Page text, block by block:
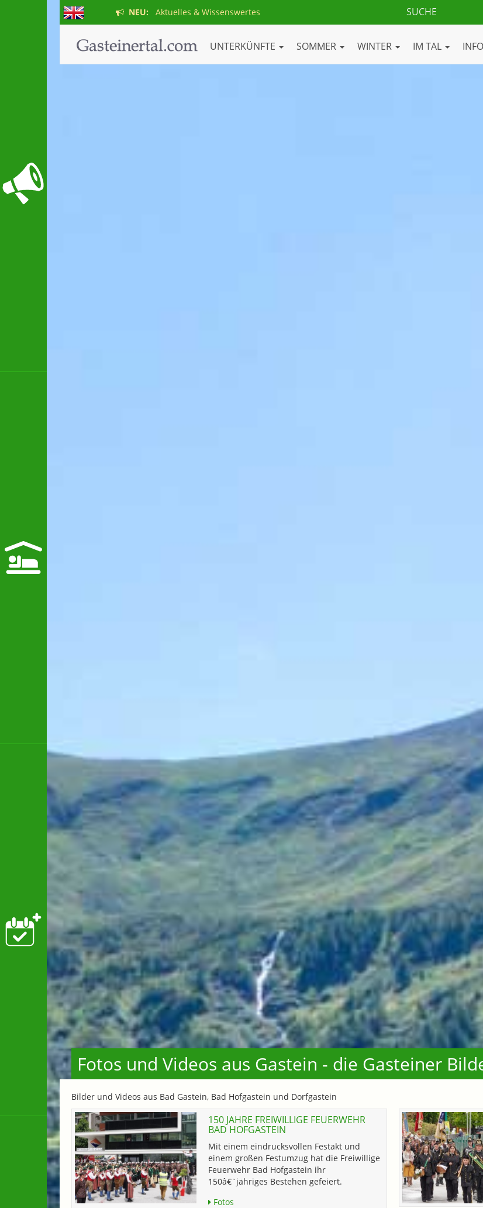
NEU: Aktuelles & Wissenswertes
UNTERKÜNFTE SOMMER WINTER IM TAL INFO
Fotos und Videos aus Gastein - die Gasteiner
Bilder und Videos aus Bad Gastein, Bad Hofgastein und Dorfgastein
150 JAHRE FREIWILLIGE FEUERWEHR
BAD HOFGASTEIN
Mit einem eindrucksvollen Festakt und
einem großen Festumzug hat die Freiwillige
Feuerwehr Bad Hofgastein ihr
150â€`jähriges Bestehen gefeiert.
Fotos